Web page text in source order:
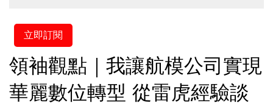
立即訂閱
領袖觀點｜我讓航模公司實現
華麗數位轉型 從雷虎經驗談